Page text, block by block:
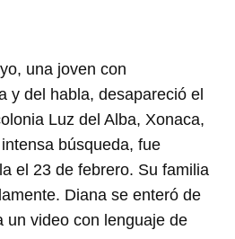
una joven con
y del habla, desapareció el
Luz del Alba, Xonaca,
búsqueda, fue
el 23 de febrero. Su familia
Diana se enteró de
un video con lenguaje de